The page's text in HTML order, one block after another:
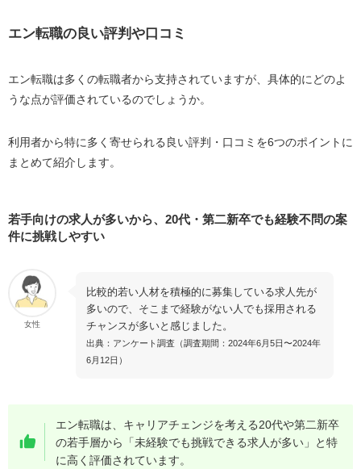
エン転職の良い評判や口コミ
エン転職は多くの転職者から支持されていますが、具体的にどのよ
うな点が評価されているのでしょうか。
利用者から特に多く寄せられる良い評判・口コミを6つのポイントに
まとめて紹介します。
若手向けの求人が多いから、20代・第二新卒でも経験不問の案
件に挑戦しやすい
女性
比較的若い人材を積極的に募集している求人先が
多いので、そこまで経験がない人でも採用される
チャンスが多いと感じました。
出典：アンケート調査（調査期間：2024年6月5日〜2024年
6月12日）
エン転職は、キャリアチェンジを考える20代や第二新卒
の若手層から「未経験でも挑戦できる求人が多い」と特
に高く評価されています。